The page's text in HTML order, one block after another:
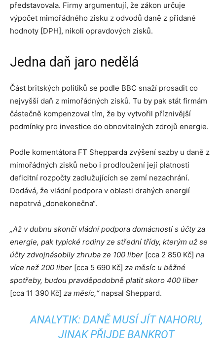
představovala. Firmy argumentují, že zákon určuje
výpočet mimořádného zisku z odvodů daně z přidané
hodnoty [DPH], nikoli opravdových zisků.
Jedna daň jaro nedělá
Část britských politiků se podle BBC snaží prosadit co
nejvyšší daň z mimořádných zisků. Tu by pak stát firmám
částečně kompenzoval tím, že by vytvořil příznivější
podmínky pro investice do obnovitelných zdrojů energie.
Podle komentátora FT Shepparda zvýšení sazby u daně z
mimořádných zisků nebo i prodloužení její platnosti
deficitní rozpočty zadlužujících se zemí nezachrání.
Dodává, že vládní podpora v oblasti drahých energií
nepotrvá „donekonečna“.
„Až v dubnu skončí vládní podpora domácností s účty za
energie, pak typické rodiny ze střední třídy, kterým už se
účty zdvojnásobily zhruba ze 100 liber [cca 2 850 Kč] na
více než 200 liber [cca 5 690 Kč] za měsíc u běžné
spotřeby, budou pravděpodobně platit skoro 400 liber
[cca 11 390 Kč] za měsíc,“napsal Sheppard.
ANALYTIK: DANĚ MUSÍ JÍT NAHORU,
JINAK PŘIJDE BANKROT